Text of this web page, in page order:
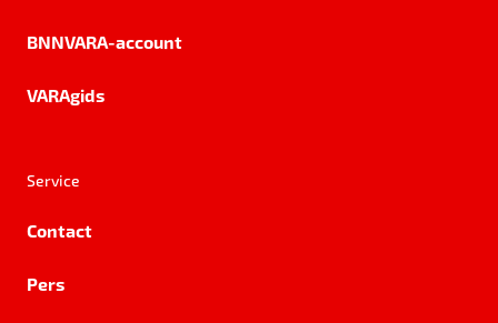
BNNVARA-account
VARAgids
Service
Contact
Pers